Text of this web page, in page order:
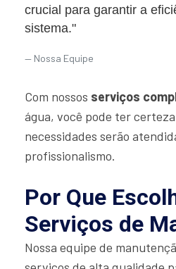
crucial para garantir a
sistema."
Nossa Equipe
Com nossos serviços
água, você pode ter
necessidades serão
profissionalismo.
Por Que
Serviços de
Nossa equipe de